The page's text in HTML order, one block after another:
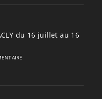
du 16 juillet au 16